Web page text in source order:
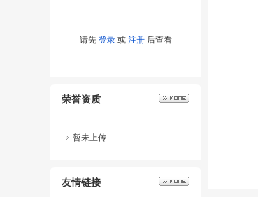
请先 登录或 注册后查看
荣誉资质
暂未上传
友情链接